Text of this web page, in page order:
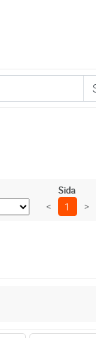
Sida
< 1 >